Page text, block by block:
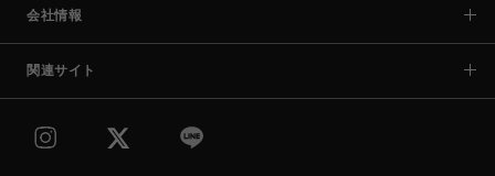
会社情報
関連サイト